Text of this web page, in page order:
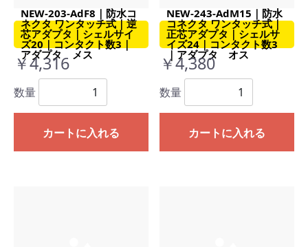
NEW-203-AdF8｜防水コ
ネクタ ワンタッチ式｜逆
芯アダプタ｜シェルサイ
ズ20｜コンタクト数3｜
アダプタ メス
￥4,316
数量
カートに入れる
NEW-243-AdM15｜防水
コネクタ ワンタッチ式｜
正芯アダプタ｜シェルサ
イズ24｜コンタクト数3
｜アダプタ オス
￥4,380
数量
カートに入れる